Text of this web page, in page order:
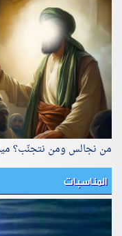
من نجالس ومن نتجنّب؟
المناسبات